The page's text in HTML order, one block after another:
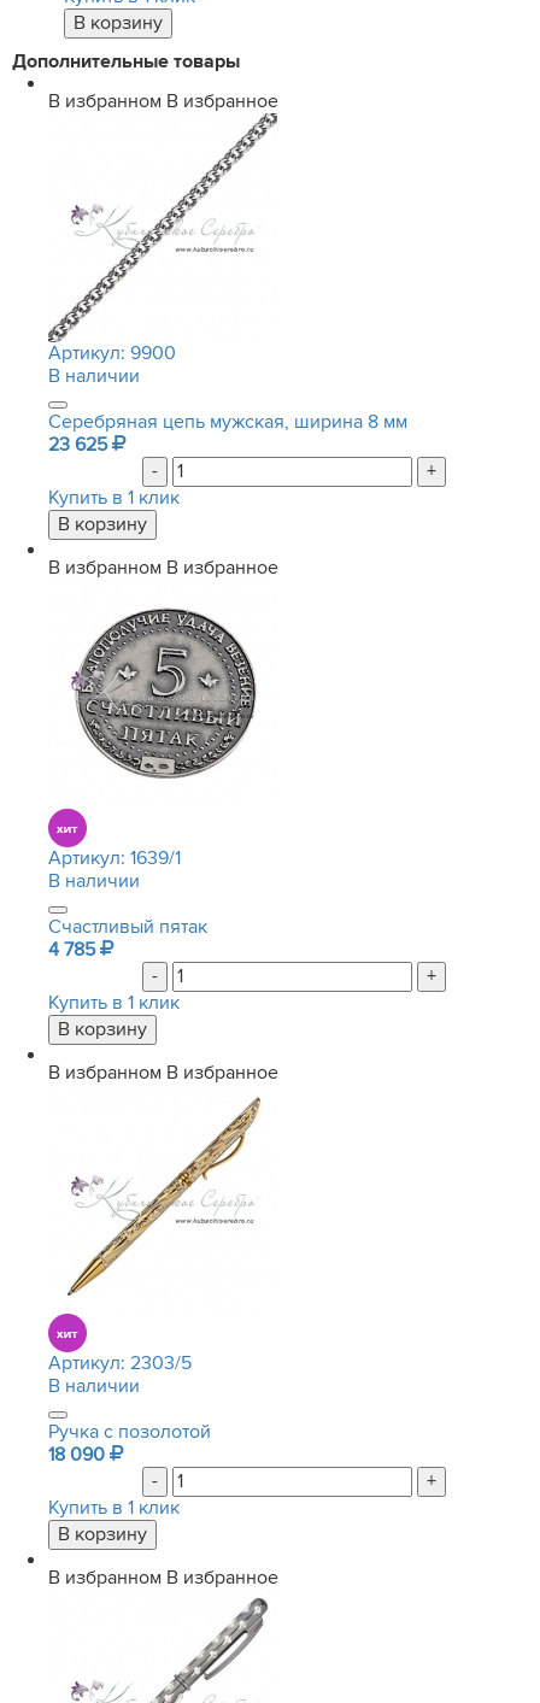
Дополнительные товары
В избранном В избранное
Артикул: 9900
В наличии
Серебряная цепь мужская, ширина 8 мм
23 625
-
+
Купить в 1 клик
В избранном В избранное
Артикул: 1639/1
В наличии
Счастливый пятак
4 785
-
+
Купить в 1 клик
В избранном В избранное
Артикул: 2303/5
В наличии
Ручка с позолотой
18 090
-
+
Купить в 1 клик
В избранном В избранное